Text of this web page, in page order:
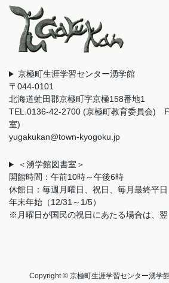
京極町生涯学習センター湧学館
〒044-0101
北海道虻田郡京極町字京極158番地1
TEL.0136-42-2700 (京極町教育委員会)
室)
yugakukan@town-kyogoku.jp
＜湧学館図書室＞
開館時間：午前10時～午後6時
休館日：毎週月曜日、祝日、毎月最終平日
年末年始（12/31～1/5）
※月曜日が国民の祝日にあたる場合は、
Copyright © 京極町生涯学習センター湧学